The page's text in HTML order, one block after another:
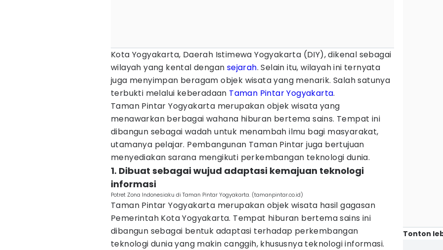
Kota Yogyakarta, Daerah Istimewa Yogyakarta (DIY), dikenal sebagai
wilayah yang kental dengan sejarah. Selain itu, wilayah ini ternyata
juga menyimpan beragam objek wisata yang menarik. Salah satunya
terbukti melalui keberadaan Taman Pintar Yogyakarta.
Taman Pintar Yogyakarta merupakan objek wisata yang
menawarkan berbagai wahana hiburan bertema sains. Tempat ini
dibangun sebagai wadah untuk menambah ilmu bagi masyarakat,
utamanya pelajar. Pembangunan Taman Pintar juga bertujuan
menyediakan sarana mengikuti perkembangan teknologi dunia.
1. Dibuat sebagai wujud adaptasi kemajuan teknologi
informasi
Potret Zona Indonesiaku di Taman Pintar Yogyakarta. (tamanpintar.co.id)
Taman Pintar Yogyakarta merupakan objek wisata hasil gagasan
Pemerintah Kota Yogyakarta. Tempat hiburan bertema sains ini
dibangun sebagai bentuk adaptasi terhadap perkembangan
teknologi dunia yang makin canggih, khususnya teknologi informasi.
Tonton